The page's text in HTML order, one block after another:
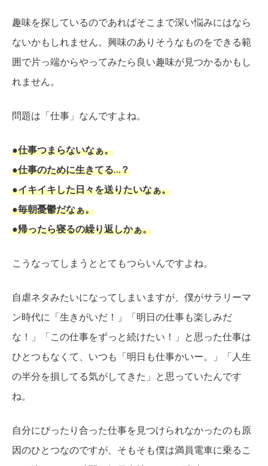
趣味を探しているのであればそこまで深い悩みにはなら
ないかもしれません。興味のありそうなものをできる範
囲で片っ端からやってみたら良い趣味が見つかるかもし
れません。
問題は「仕事」なんですよね。
●仕事つまらないなぁ。
●仕事のために生きてる…？
●イキイキした日々を送りたいなぁ。
●毎朝憂鬱だなぁ。
●帰ったら寝るの繰り返しかぁ。
こうなってしまうととてもつらいんですよね。
自虐ネタみたいになってしまいますが、僕がサラリーマ
ン時代に「生きがいだ！」「明日の仕事も楽しみだ
な！」「この仕事をずっと続けたい！」と思った仕事は
ひとつもなくて、いつも「明日も仕事かいー。」「人生
の半分を損してる気がしてきた」と思っていたんです
ね。
自分にぴったり合った仕事を見つけられなかったのも原
因のひとつなのですが、そもそも僕は満員電車に乗るこ